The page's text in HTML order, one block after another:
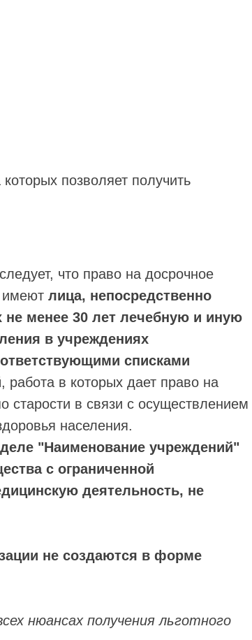
позволяет получить
что право на досрочное
имеют лица, непосредственно
менее 30 лет лечебную и иную
в учреждениях
списками
, работа в которых дает право на
старости в связи с осуществлением
населения.
"Наименование учреждений"
с ограниченной
деятельность, не
не создаются в форме
нюансах получения льготного